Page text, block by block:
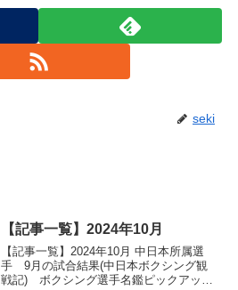
seki
【記事一覧】2024年10月
【記事一覧】2024年10月 中日本所属選
手 9月の試合結果(中日本ボクシング観
戦記) ボクシング選手名鑑ピックアッ